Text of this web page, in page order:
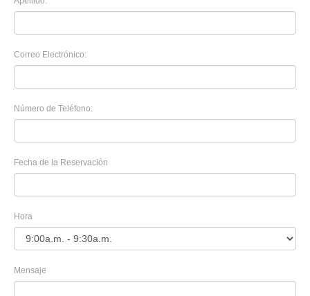
Correo Electrónico:
Número de Teléfono:
Fecha de la Reservación
Hora
Mensaje